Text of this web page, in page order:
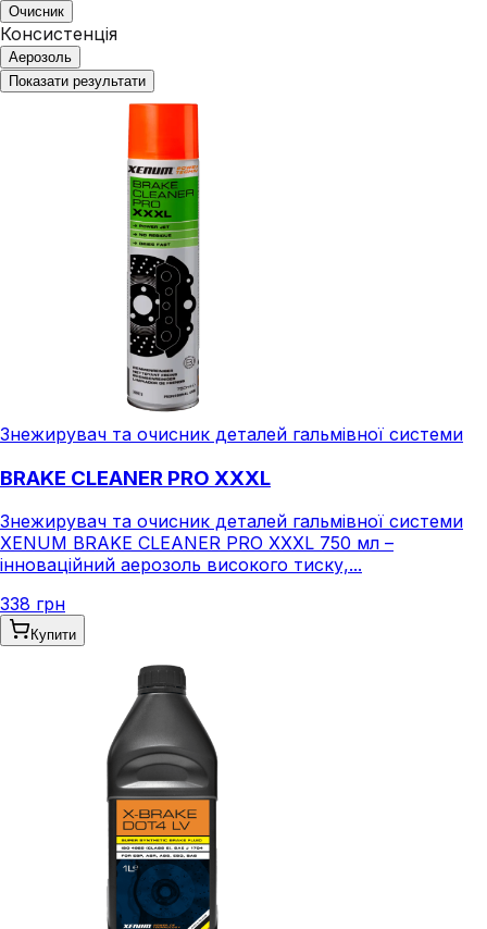
Очисник
Консистенція
Аерозоль
Показати результати
Знежирувач та очисник деталей гальмівної системи
BRAKE CLEANER PRO XXXL
Знежирувач та очисник деталей гальмівної системи
XENUM BRAKE CLEANER PRO XXXL 750 мл –
інноваційний аерозоль високого тиску,...
338 грн
Купити